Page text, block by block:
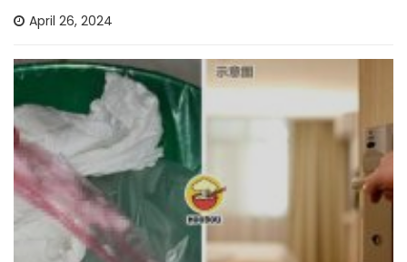
April 26, 2024